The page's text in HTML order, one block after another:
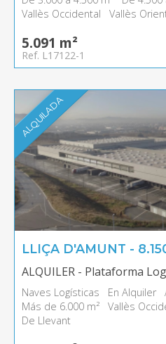
Vallès Occidental
Vallès
5.091 m²
Ref. L17122-1
ALQUILADA
LLIÇA D'AMUNT -
ALQUILER - Plataforma
Naves Logísticas En Alquiler
Más de 6.000 m²
Vallès
De Llevant